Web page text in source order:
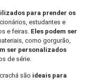
para prender os
estudantes e
e feiras. Eles podem ser
como gorgurão,
ser personalizados
de série.
são ideais para